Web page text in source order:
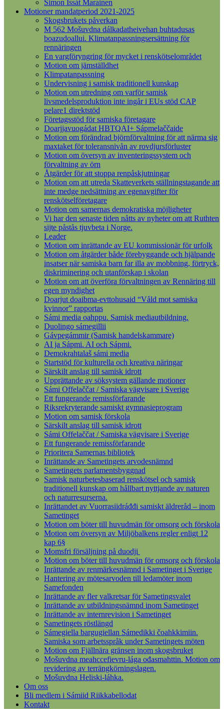
Simon Issát Marainen
Motioner mandatperiod 2021-2025
Skogsbrukets påverkan
M 562 Mošuvdna dálkadatheivehan buhtadusas
boazudoallui. Klimatanpassningsersättning för
rennäringen
En vargföryngring för mycket i renskötselområdet
Motion om jämställdhet
Klimpatanpassning
Undervisning i samisk traditionell kunskap
Motion om utredning om varför samisk
livsmedelsproduktion inte ingår i EUs stöd CAP
pelare1 direktstöd
Företagsstöd för samiska företagare
Doarjjavuogádat HBTQAI+ Sápmelaččaide
Motion om förändrad björnförvaltning för att närma sig
maxtaket för toleransnivån av rovdjursförluster
Motion om översyn av inventeringssystem och
förvaltning av örn
Åtgärder för att stoppa renpåskjutningar
Motion om att utreda Skatteverkets ställningstagande att
inte medge nedsättning av egenavgifter för
renskötselföretagare
Motion om samernas demokratiska möjligheter
Vi har den senaste tiden nåtts av nyheter om att Ruthten
sijte påstås tjuvbeta i Norge.
Leader
Motion om inrättande av EU kommissionär för urfolk
Motion om åtgärder både förebyggande och hjälpande
insatser när samiska barn far illa av mobbning, förtryck,
diskriminering och utanförskap i skolan
Motion om att överföra förvaltningen av Rennäring till
egen myndighet
Doarjut doaibma-evttohusaid “Våld mot samiska
kvinnor” rapportas
Sámi media oahppu. Samisk mediautbildning.
Duolingo sámegillii
Gávpegámmir (Samisk handelskammare)
AI ja Sápmi. AI och Sápmi.
Demokrahtalaš sámi media
Startstöd för kulturella och kreativa näringar
Särskilt anslag till samisk idrott
Upprättande av söksystem gällande motioner
Sámi Offelaččat / Samiska vägvisare i Sverige
Ett fungerande remissförfarande
Riksrekryterande samiskt gymnasieprogram
Motion om samisk förskola
Särskilt anslag till samisk idrott
Sámi Offelaččat / Samiska vägvisare i Sverige
Ett fungerande remissförfarande
Prioritera Samernas bibliotek
Inrättande av Sametingets arvodesnämnd
Sametingets parlamentsbyggnad
Samisk naturbetesbaserad renskötsel och samisk
traditionell kunskap om hållbart nyttjande av naturen
och naturresurserna.
Inrättandet av Vuorrasiidráđđi samiskt äldreråd – inom
Sametinget
Motion om böter till huvudmän för omsorg och förskola
Motion om översyn av Miljöbalkens regler enligt 12
kap 6§
Momsfri försäljning på duodji
Motion om böter till huvudmän för omsorg och förskola
Inrättande av renmärkesnämnd i Sametinget i Sverige
Hantering av mötesarvoden till ledamöter inom
Samefonden
Inrättande av fler valkretsar för Sametingsvalet
Inrättande av utbildningsnämnd inom Sametinget
Inrättande av internrevision i Sametinget
Sametingets röstlängd
Sámegiella bargugiellan Sámedikki čoahkkimiin.
Samiska som arbetsspråk under Sametingets möten
Motion om Fjällnära gränsen inom skogsbruket
Mošuvdna meahccefievru-lága ođasmahttin. Motion om
revidering av terrängkörningslagen.
Mošuvdna Heliski-láhka.
Om oss
Bli medlem i Sámiid Riikkabellodat
Kontakt